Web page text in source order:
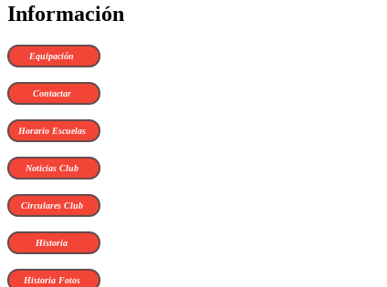
Información
Equipación
Contactar
Horario Escuelas
Noticias Club
Circulares Club
Historia
Historia Fotos